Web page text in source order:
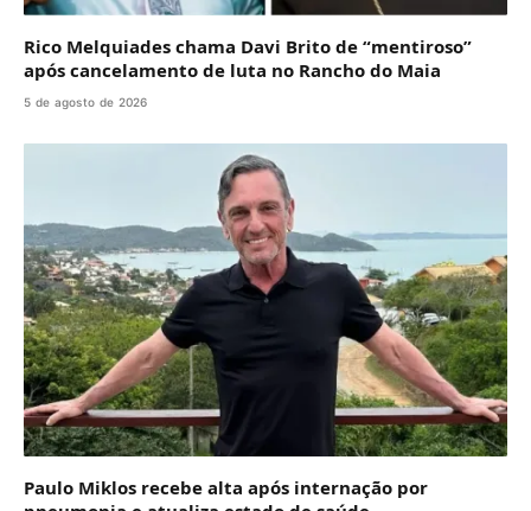
Rico Melquiades chama Davi Brito de “mentiroso”
após cancelamento de luta no Rancho do Maia
5 de agosto de 2026
Paulo Miklos recebe alta após internação por